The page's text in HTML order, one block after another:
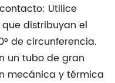
Utilice
distribuyan el
de circunferencia.
un tubo de gran
mecánica y térmica